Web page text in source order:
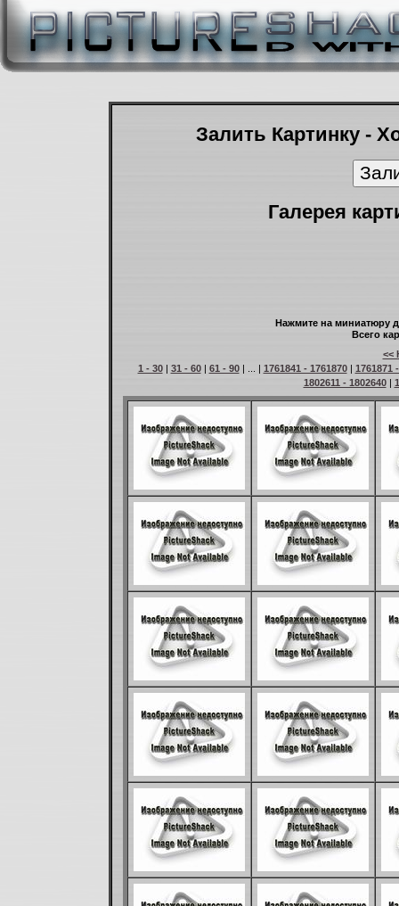
Залить Картинку -
Галерея
Нажмите на миниатюру
Всего
<<
1 - 30| 31 - 60| 61 - 90| ... | 1761841 - 1761870| 1761871
1802611 - 1802640|